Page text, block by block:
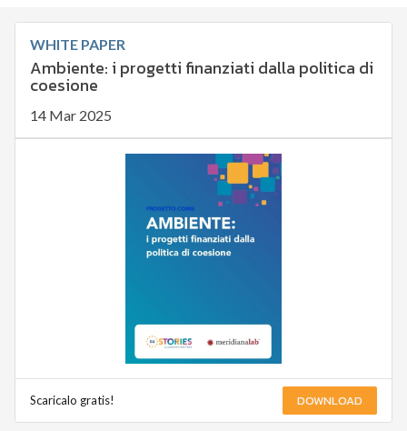
WHITE PAPER
Ambiente: i progetti finanziati dalla politica di
coesione
14 Mar 2025
Scaricalo gratis! DOWNLOAD